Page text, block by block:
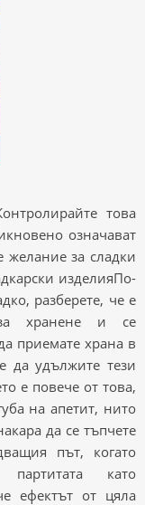
това
означават
желание за сладки
изделияПо-
разберете, че е
за хранене и се
приемате храна в
да удължите тези
е повече от това,
на апетит, нито
да се тъпчете
път, когато
партитата като
ефектът от цяла